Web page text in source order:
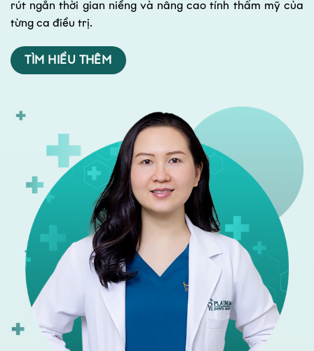
rút ngắn thời gian niềng và nâng cao tính thẩm mỹ của
từng ca điều trị.
TÌM HIỂU THÊM